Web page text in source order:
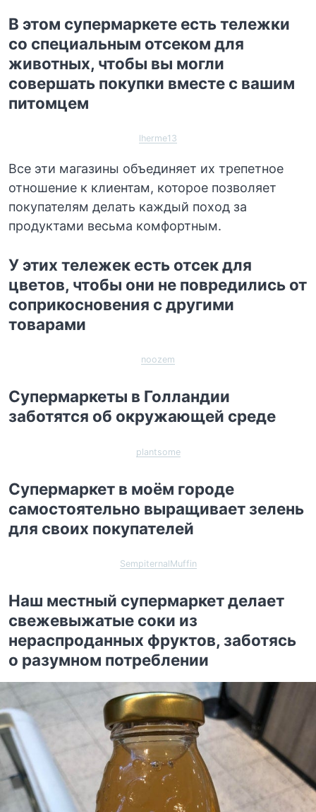
В этом супермаркете есть тележки
со специальным отсеком для
животных, чтобы вы могли
совершать покупки вместе с вашим
питомцем
lherme13
Все эти магазины объединяет их трепетное
отношение к клиентам, которое позволяет
покупателям делать каждый поход за
продуктами весьма комфортным.
У этих тележек есть отсек для
цветов, чтобы они не повредились от
соприкосновения с другими
товарами
noozem
Супермаркеты в Голландии
заботятся об окружающей среде
plantsome
Супермаркет в моём городе
самостоятельно выращивает зелень
для своих покупателей
SempiternalMuffin
Наш местный супермаркет делает
свежевыжатые соки из
нераспроданных фруктов, заботясь
о разумном потреблении